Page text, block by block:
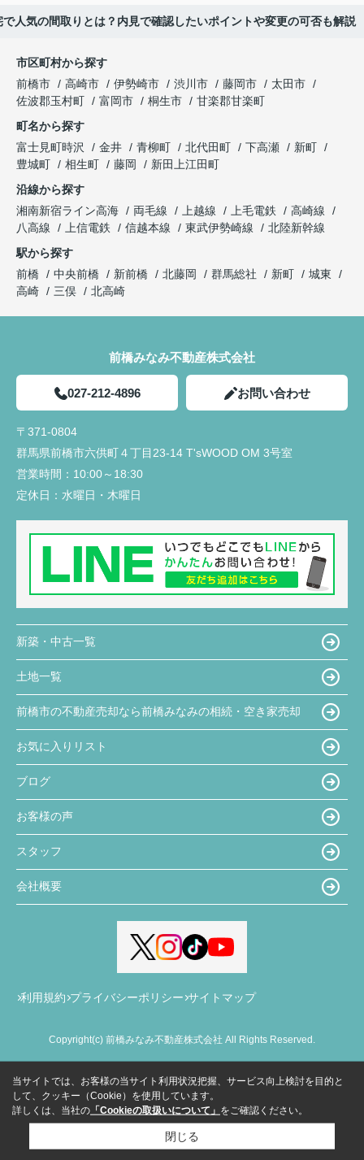
で人気の間取りとは？内見で確認したいポイントや変更の可否も解説
市区町村から探す
前橋市
高崎市 伊勢崎市 渋川市 藤岡市
太田市
佐波郡玉村町
富岡市 桐生市
甘楽郡甘楽町
町名から探す
富士見町時沢
金井 青柳町 北代田町 下高瀬
新町
豊城町
相生町 藤岡
新田上江田町
沿線から探す
湘南新宿ライン高海
両毛線 上越線 上毛電鉄
高崎線
八高線
上信電鉄 信越本線 東武伊勢崎線
北陸新幹線
駅から探す
前橋
中央前橋 新前橋 北藤岡 群馬総社 新町
城東
高崎
三俣 北高崎
前橋みなみ不動産株式会社
027-212-4896 お問い合わせ
〒371-0804
群馬県前橋市六供町４丁目23‐14 T'sWOOD OM 3号室
営業時間： 10:00～18:30
定休日： 水曜日・木曜日
新築・中古一覧
土地一覧
前橋市の不動産売却なら前橋みなみの相続・空き家売却
お気に入りリスト
ブログ
お客様の声
スタッフ
会社概要
利用規約 プライバシーポリシー サイトマップ
Copyright(c) 前橋みなみ不動産株式会社 All Rights Reserved.
当サイトでは、お客様の当サイト利用状況把握、サービス向上検討を目的と
して、クッキー（Cookie）を使用しています。
詳しくは、当社の 「Cookieの取扱いについて」 をご確認ください。
閉じる